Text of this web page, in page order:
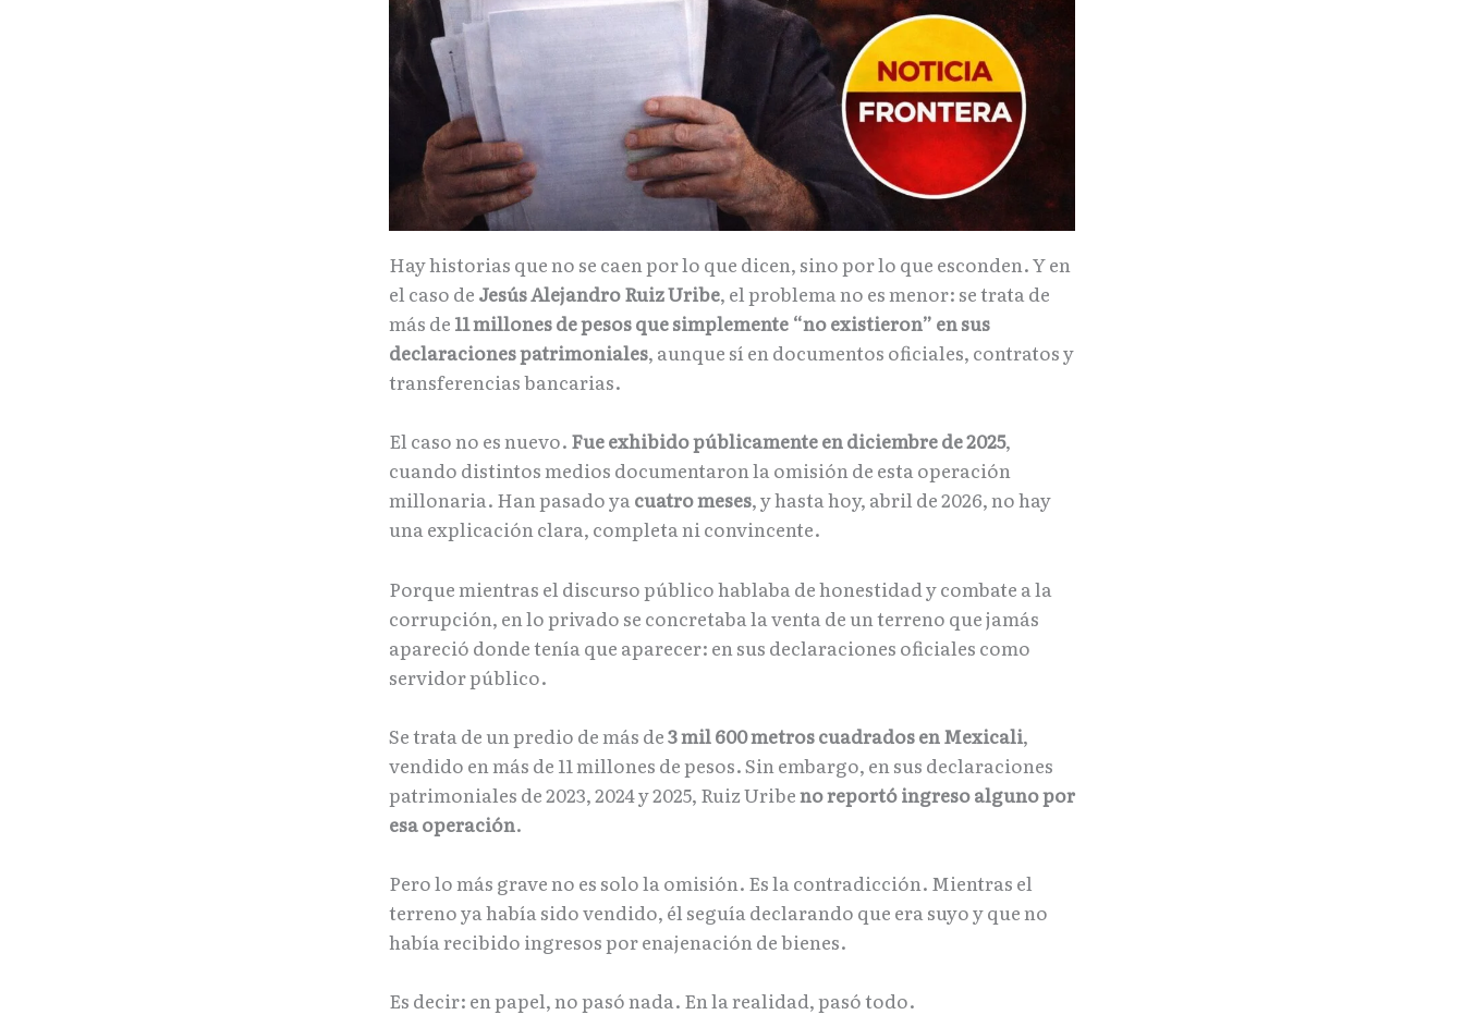
Hay historias que no se caen por lo que dicen, sino por lo que esconden. Y en
el caso de Jesús Alejandro Ruiz Uribe, el problema no es menor: se trata de
más de 11 millones de pesos que simplemente “no existieron” en sus
declaraciones patrimoniales, aunque sí en documentos oficiales, contratos y
transferencias bancarias.
El caso no es nuevo. Fue exhibido públicamente en diciembre de 2025,
cuando distintos medios documentaron la omisión de esta operación
millonaria. Han pasado yacuatro meses, y hasta hoy, abril de 2026, no hay
una explicación clara, completa ni convincente.
Porque mientras el discurso público hablaba de honestidad y combate a la
corrupción, en lo privado se concretaba la venta de un terreno que jamás
apareció donde tenía que aparecer: en sus declaraciones oficiales como
servidor público.
Se trata de un predio de más de3 mil 600 metros cuadrados en Mexicali,
vendido en más de 11 millones de pesos. Sin embargo, en sus declaraciones
patrimoniales de 2023, 2024 y 2025, Ruiz Uribeno reportó ingreso alguno por
esa operación.
Pero lo más grave no es solo la omisión. Es la contradicción. Mientras el
terreno ya había sido vendido, él seguía declarando que era suyo y que no
había recibido ingresos por enajenación de bienes.
Es decir: en papel, no pasó nada. En la realidad, pasó todo.